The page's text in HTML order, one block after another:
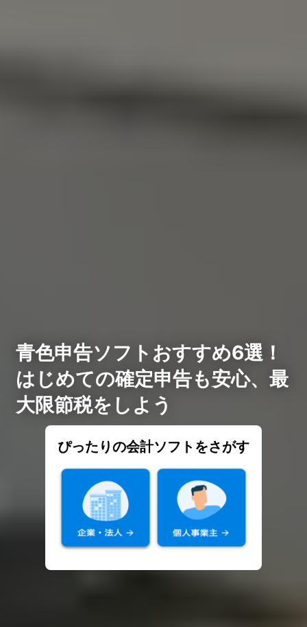
青色申告ソフトおすすめ6選！
はじめての確定申告も安心、最
大限節税をしよう
ぴったりの会計ソフトをさがす